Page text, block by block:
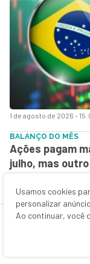
1 de agosto de 2026 -
BALANÇO DO MÊS
Ações pagam
julho, mas
Usamos cookies
personalizar
Ao continuar, você